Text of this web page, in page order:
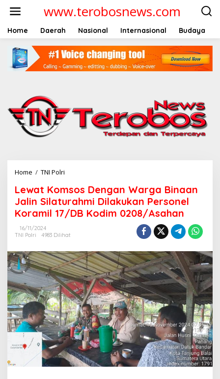
t
www.terobosnews.com
Home Daerah Nasional Internasional Budaya
Home / TNI Polri
w
a
t
K
m
o
s
D
e
n
g
a
n
W
a
r
g
a
B
Lewat Komsos Dengan Warga Binaan
Jalin Silaturahmi Dilakukan Personel
Koramil 17/DB Kodim 0208/Asahan
16/11/2024
TNI Polri
4983 Dilihat